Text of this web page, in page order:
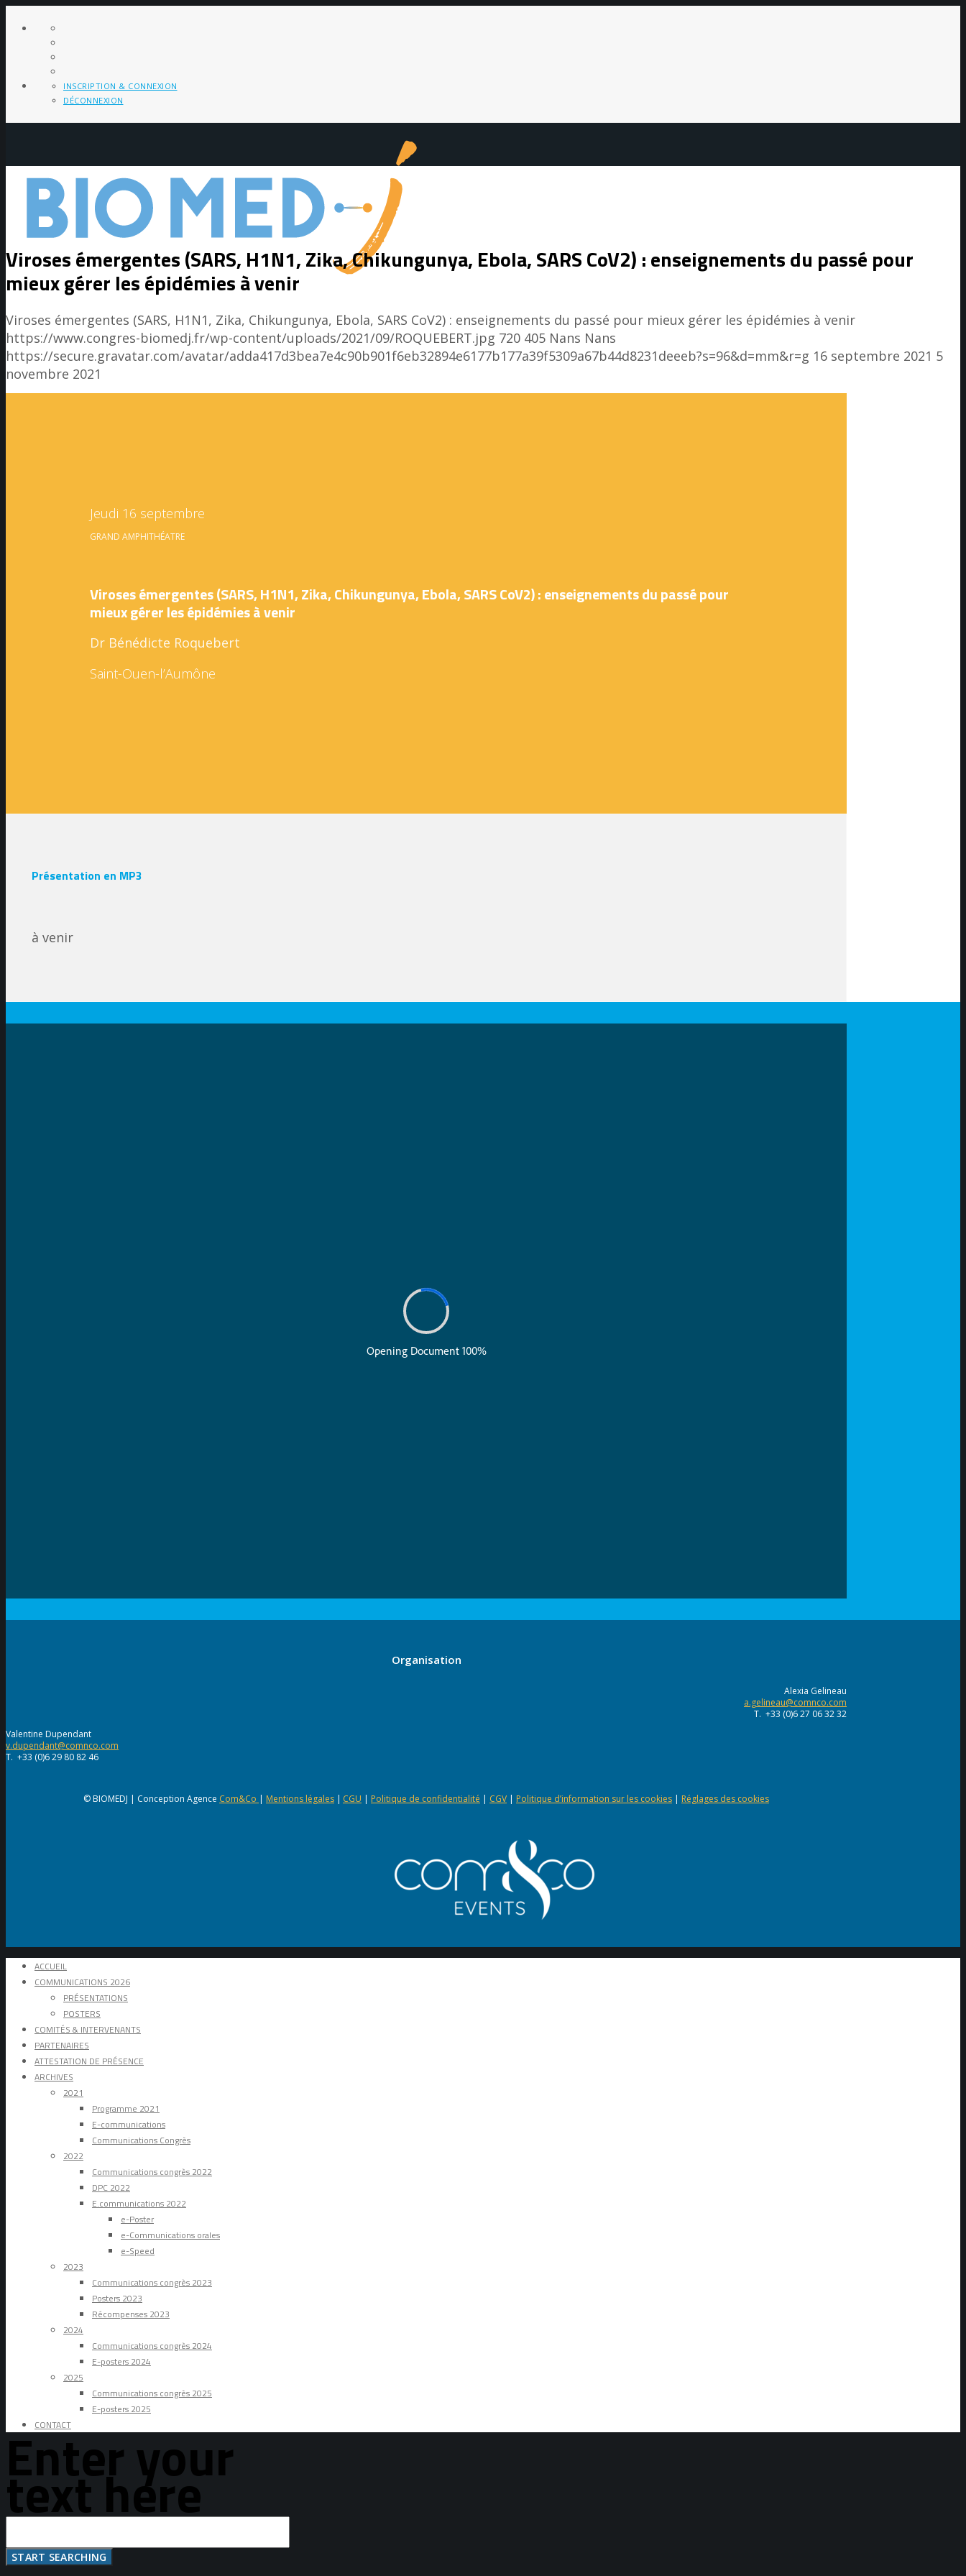
INSCRIPTION & CONNEXION
DÉCONNEXION
Viroses émergentes (SARS, H1N1, Zika, Chikungunya, Ebola, SARS CoV2) : enseignements du passé pour
mieux gérer les épidémies à venir
Viroses émergentes (SARS, H1N1, Zika, Chikungunya, Ebola, SARS CoV2) : enseignements du passé pour mieux gérer les épidémies à venir
https://www.congres-biomedj.fr/wp-content/uploads/2021/09/ROQUEBERT.jpg 720 405 Nans Nans
https://secure.gravatar.com/avatar/adda417d3bea7e4c90b901f6eb32894e6177b177a39f5309a67b44d8231deeeb?s=96&d=mm&r=g 16 septembre 2021 5
novembre 2021
Jeudi 16 septembre
GRAND AMPHITHÉATRE
Viroses émergentes (SARS, H1N1, Zika, Chikungunya, Ebola, SARS CoV2) : enseignements du passé pour
mieux gérer les épidémies à venir
Dr Bénédicte Roquebert
Saint-Ouen-l’Aumône
Présentation en MP3
à venir
Organisation
Alexia Gelineau
a.gelineau@comnco.com
T. +33 (0)6 27 06 32 32
Valentine Dupendant
v.dupendant@comnco.com
T. +33 (0)6 29 80 82 46
© BIOMEDJ | Conception Agence Com&Co | Mentions légales | CGU | Politique de confidentialité | CGV | Politique d’information sur les cookies | Réglages des cookies
ACCUEIL
COMMUNICATIONS 2026
PRÉSENTATIONS
POSTERS
COMITÉS & INTERVENANTS
PARTENAIRES
ATTESTATION DE PRÉSENCE
ARCHIVES
2021
Programme 2021
E-communications
Communications Congrès
2022
Communications congrès 2022
DPC 2022
E.communications 2022
e-Poster
e-Communications orales
e-Speed
2023
Communications congrès 2023
Posters 2023
Récompenses 2023
2024
Communications congrès 2024
E-posters 2024
2025
Communications congrès 2025
E-posters 2025
CONTACT
Enter your
text here